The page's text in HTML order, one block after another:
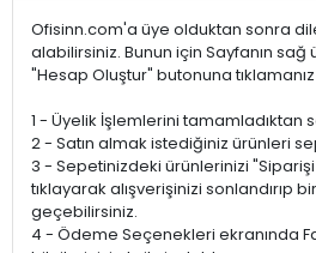
Ofisinn.com'a üye olduktan sonra
alabilirsiniz. Bunun için Sayfanın sağ
"Hesap Oluştur" butonuna
1 - Üyelik İşlemlerini tamamladıktan
2 - Satın almak istediğiniz ürünleri
3 - Sepetinizdeki ürünlerinizi
tıklayarak alışverişinizi sonlandırıp
geçebilirsiniz.
4 - Ödeme Seçenekleri ekranında